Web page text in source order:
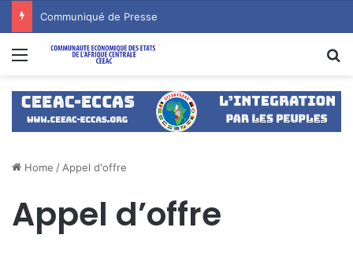
Communiqué de Presse
Menu
Home / Appel d'offre
Appel d’offre